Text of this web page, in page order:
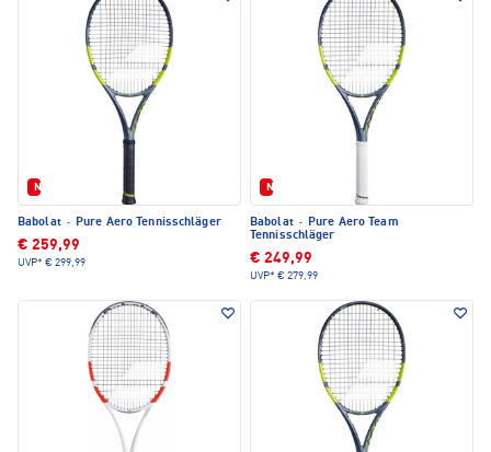
Neu
Babolat · Pure Aero Tennisschläger
€ 259,99
UVP* € 299,99
Neu
Babolat · Pure Aero Team
Tennisschläger
€ 249,99
UVP* € 279,99